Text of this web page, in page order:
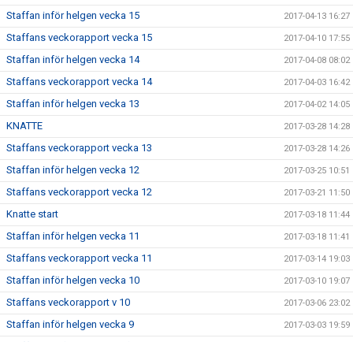
Staffan inför helgen vecka 15 2017-04-13 16:27
Staffans veckorapport vecka 15 2017-04-10 17:55
Staffan inför helgen vecka 14 2017-04-08 08:02
Staffans veckorapport vecka 14 2017-04-03 16:42
Staffan inför helgen vecka 13 2017-04-02 14:05
KNATTE 2017-03-28 14:28
Staffans veckorapport vecka 13 2017-03-28 14:26
Staffan inför helgen vecka 12 2017-03-25 10:51
Staffans veckorapport vecka 12 2017-03-21 11:50
Knatte start 2017-03-18 11:44
Staffan inför helgen vecka 11 2017-03-18 11:41
Staffans veckorapport vecka 11 2017-03-14 19:03
Staffan inför helgen vecka 10 2017-03-10 19:07
Staffans veckorapport v 10 2017-03-06 23:02
Staffan inför helgen vecka 9 2017-03-03 19:59